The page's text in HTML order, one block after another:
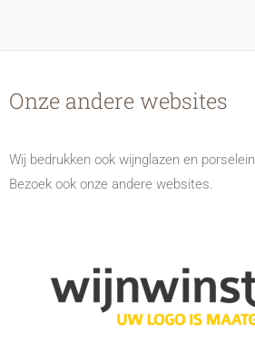
Onze andere websites
Wij bedrukken ook wijnglazen en porselein.
Bezoek ook onze andere websites.